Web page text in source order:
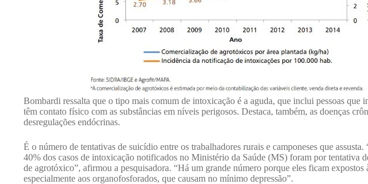
Bombardi ressalta que o tipo mais comum de intoxicação é a aguda, que inclui pessoas que
têm contato físico com as substâncias em níveis perigosos. Destaca, também, as doenças
desregulações endócrinas.
É o número de tentativas de suicídio entre os trabalhadores rurais e camponeses que
40% dos casos de intoxicação notificados no Ministério da Saúde (MS) foram por tentativa
de agrotóxico”, afirmou a pesquisadora. “Há um grande número porque eles ficam expostos
especialmente aos organofosforados, que causam no mínimo depressão”.